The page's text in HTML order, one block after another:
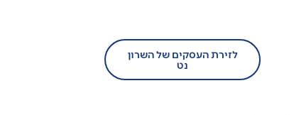
לזירת העסקים של השרון
נט